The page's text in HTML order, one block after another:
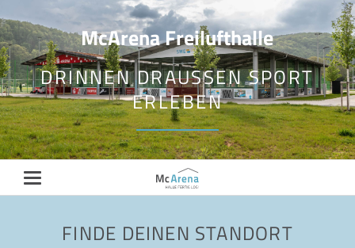
McArena Freilufthalle
DRINNEN DRAUSSEN SPORT E
RLEBEN
FINDE DEINEN STANDORT